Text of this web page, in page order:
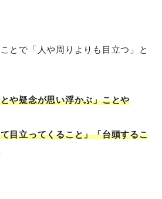
とで「人や周りよりも目立つ」と
や疑念が思い浮かぶ」ことや
目立ってくること」「台頭するこ